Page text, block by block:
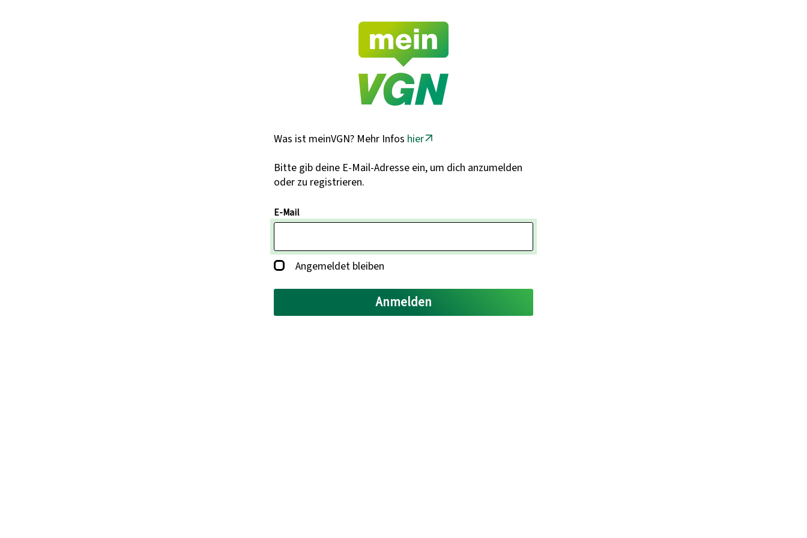
Was ist meinVGN? Mehr Infos hier
Bitte gib deine E-Mail-Adresse ein, um dich anzumelden
oder zu registrieren.
E-Mail
Angemeldet bleiben